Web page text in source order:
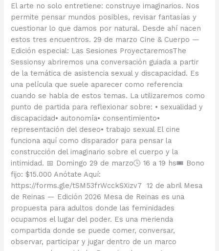
El arte no solo entretiene: construye imaginarios. Nos
permite pensar mundos posibles, revisar fantasías y
cuestionar lo que damos por natural. Desde ahí nacen
estos tres encuentros. 29 de marzo Cine & Cuerpo —
Edición especial: Las Sesiones ProyectaremosThe
Sessionsy abriremos una conversación guiada a partir
de la temática de asistencia sexual y discapacidad. Es
una película que suele aparecer como referencia
cuando se habla de estos temas. La utilizaremos como
punto de partida para reflexionar sobre: • sexualidad y
discapacidad• autonomía• consentimiento•
representación del deseo• trabajo sexual El cine
funciona aquí como disparador para pensar la
construcción del imaginario sobre el cuerpo y la
intimidad. 📅 Domingo 29 de marzo🕓 16 a 19 hs🎟 Bono
fijo: $15.000 Anótate Aquí:
https://forms.gle/tSM53frWcckSXizv7 12 de abril Mesa
de Reinas — Edición 2026 Mesa de Reinas es una
propuesta para adultos donde las feminidades
ocupamos el lugar del poder. Es una merienda
compartida donde se puede comer, conversar,
observar, participar y jugar dentro de un marco